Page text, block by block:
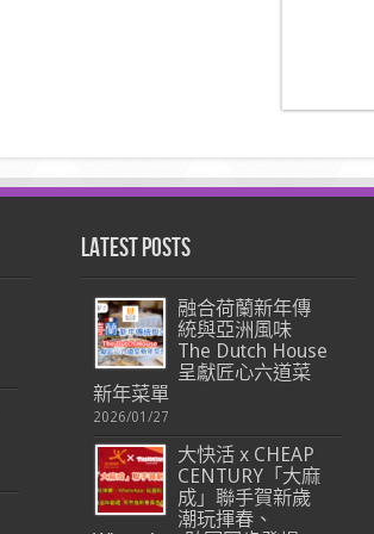
Latest Posts
融合荷蘭新年傳
統與亞洲風味
The Dutch House
呈獻匠心六道菜
新年菜單
2026/01/27
大快活 x CHEAP
CENTURY「大麻
成」聯手賀新歲
潮玩揮春、